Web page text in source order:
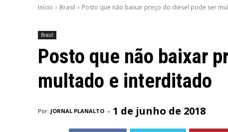
Início Brasil Posto que não baixar preço do diesel pode ser
Brasil
Posto que não baixar
multado e interditado
Por: JORNAL PLANALTO - 1 de junho de 2018